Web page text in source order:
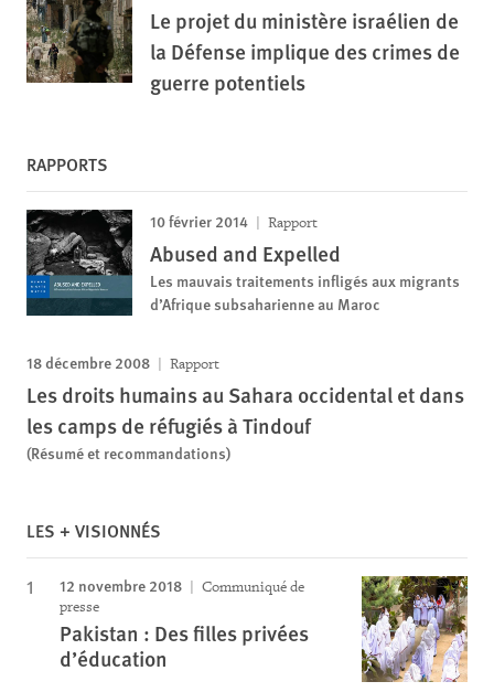
Le projet du ministère israélien de
la Défense implique des crimes de
guerre potentiels
RAPPORTS
10 février 2014 Rapport
Abused and Expelled
Les mauvais traitements infligés aux migrants
d’Afrique subsaharienne au Maroc
18 décembre 2008 Rapport
Les droits humains au Sahara occidental et dans
les camps de réfugiés à Tindouf
(Résumé et recommandations)
LES + VISIONNÉS
12 novembre 2018
Communiqué de
presse
Pakistan : Des filles privées
d’éducation